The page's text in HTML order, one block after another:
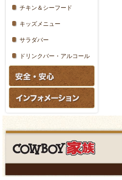
チキン＆シーフード
キッズメニュー
サラダバー
ドリンクバー・アルコール